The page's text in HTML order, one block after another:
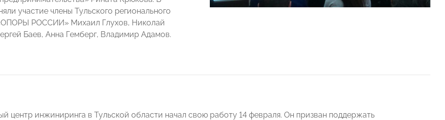
участие члены Тульского регионального
РОССИИ» Михаил Глухов, Николай
Баев, Анна Гемберг, Владимир Адамов.
центр инжиниринга в Тульской области начал свою работу 14 февраля. Он призван поддержать